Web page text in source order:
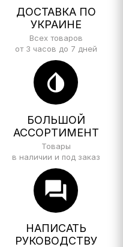
ДОСТАВКА ПО
УКРАИНЕ
Всех товаров
от 3 часов до 7 дней
invert_colors
БОЛЬШОЙ
АССОРТИМЕНТ
Товары
в наличии и под заказ
forum
НАПИСАТЬ
РУКОВОДСТВУ